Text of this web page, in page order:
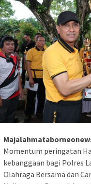
Momentum peringatan
kebanggaan bagi Polres
Olahraga Bersama dan